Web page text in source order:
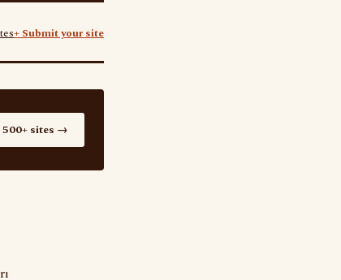
+ Submit your site
500+ sites →